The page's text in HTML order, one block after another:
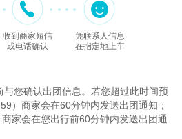
收到商家短信
或电话确认
凭联系人信息
在指定地上车
您确认出团信息。若您超过此时间预
）商家会在60分钟内发送出团通知；
家会在您出行前60分钟内发送出团通